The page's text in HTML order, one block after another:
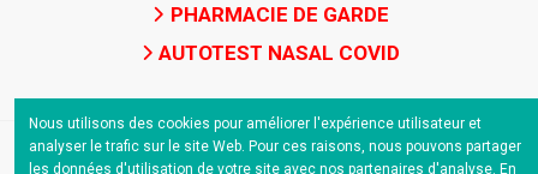
PHARMACIE DE GARDE
AUTOTEST NASAL COVID
Nous utilisons des cookies pour améliorer l'expérience utilisateur et
analyser le trafic sur le site Web. Pour ces raisons, nous pouvons partager
les données d'utilisation de votre site avec nos partenaires d'analyse. En